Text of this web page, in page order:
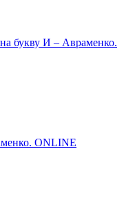
букву И – Авраменко.
ONLINE